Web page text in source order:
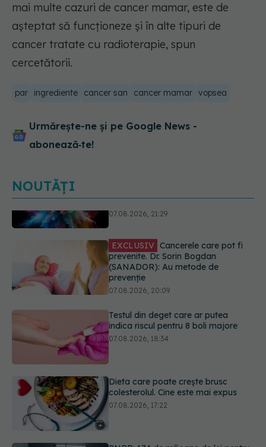
mai multe cazuri de cancer mamar, este de
așteptat să funcționeze și în alte tipuri de
cancer tratate cu radioterapie, spun
cercetătorii.
par ingrediente cancer san cancer mamar vopsea
Urmărește-ne și pe Google News -
abonează‑te!
NOUTĂȚI
prevenite. Dr. Sorin Bogdan
(SANADOR): Au metode de
prevenție
07.08.2026, 20:09
Testul din deget care ar putea
07.08.2026, 18:34
07.08.2026, 17:22